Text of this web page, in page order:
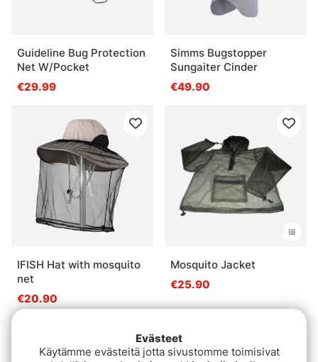
Guideline Bug Protection
Net W/Pocket
€29.99
Simms Bugstopper
Sungaiter Cinder
€49.90
IFISH Hat with mosquito
net
€20.90
Mosquito Jacket
€25.90
Evästeet
Käytämme evästeitä jotta sivustomme toimisivat